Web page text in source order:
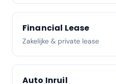
Financial Lease
Zakelijke & private lease
Auto Inruil